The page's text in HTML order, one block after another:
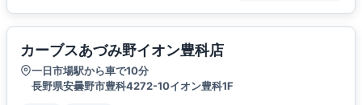
カーブスあづみ野イオン豊科店
一日市場駅から車で10分
長野県安曇野市豊科4272-10イオン豊科1F